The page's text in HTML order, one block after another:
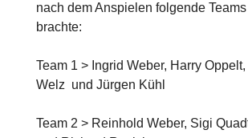
nach dem Anspielen folgende
brachte:
Team 1 > Ingrid Weber, Harry
Welz und Jürgen Kühl
Team 2 > Reinhold Weber, Sigi